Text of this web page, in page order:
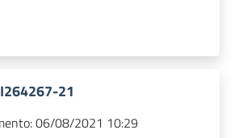
21
06/08/2021 10:29